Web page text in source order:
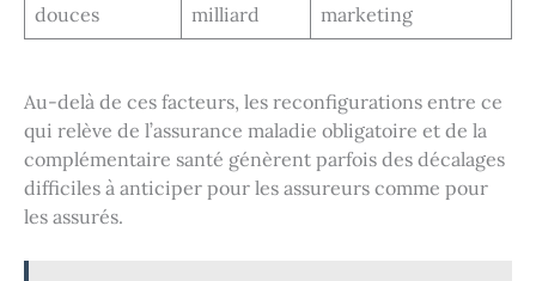
douces
milliard
marketing
Au-delà de ces facteurs, les reconfigurations entre ce
qui relève de l’assurance maladie obligatoire et de la
complémentaire santé génèrent parfois des décalages
difficiles à anticiper pour les assureurs comme pour
les assurés.